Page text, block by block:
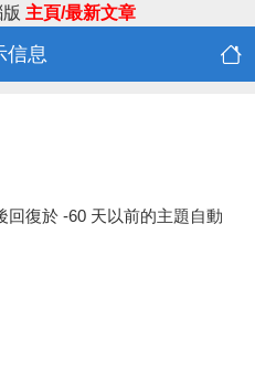
主頁/最新文章
信息
復於 -60 天以前的主題自動